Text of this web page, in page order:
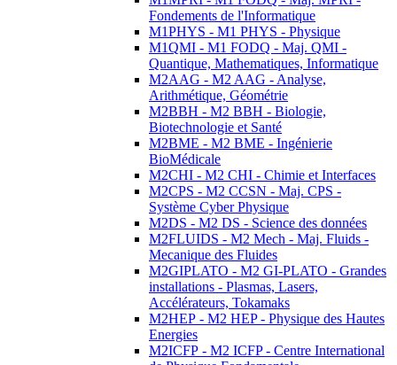
Fondements de l'Informatique
M1PHYS - M1 PHYS - Physique
M1QMI - M1 FODQ - Maj. QMI -
Quantique, Mathematiques, Informatique
M2AAG - M2 AAG - Analyse,
Arithmétique, Géométrie
M2BBH - M2 BBH - Biologie,
Biotechnologie et Santé
M2BME - M2 BME - Ingénierie
BioMédicale
M2CHI - M2 CHI - Chimie et Interfaces
M2CPS - M2 CCSN - Maj. CPS -
Système Cyber Physique
M2DS - M2 DS - Science des données
M2FLUIDS - M2 Mech - Maj. Fluids -
Mecanique des Fluides
M2GIPLATO - M2 GI-PLATO - Grandes
installations - Plasmas, Lasers,
Accélérateurs, Tokamaks
M2HEP - M2 HEP - Physique des Hautes
Energies
M2ICFP - M2 ICFP - Centre International